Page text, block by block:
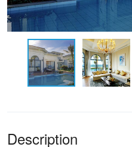
Description